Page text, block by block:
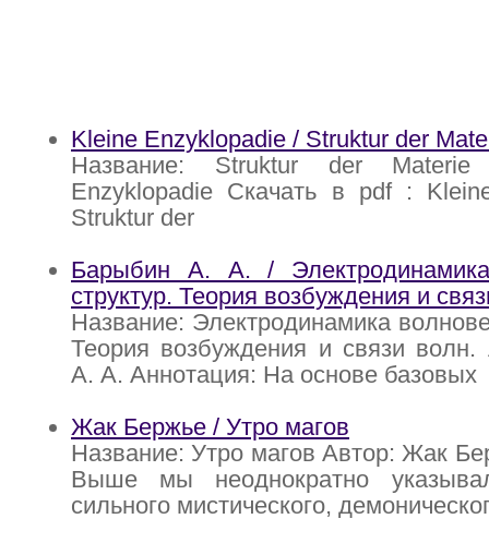
Kleine Enzyklopadie / Struktur der
Название: Struktur der
Enzyklopadie Скачать в pdf :
Struktur der
Барыбин А. А. /
структур. Теория возбуждения и
Название: Электродинамика
Теория возбуждения и связи
А. А. Аннотация: На основе базовых
Жак Бержье / Утро магов
Название: Утро магов Автор: Жак
Выше мы неоднократно
сильного мистического,